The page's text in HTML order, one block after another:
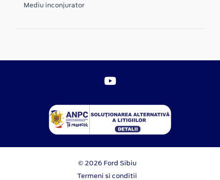
Mediu inconjurator
© 2026 Ford Sibiu
Termeni si conditii